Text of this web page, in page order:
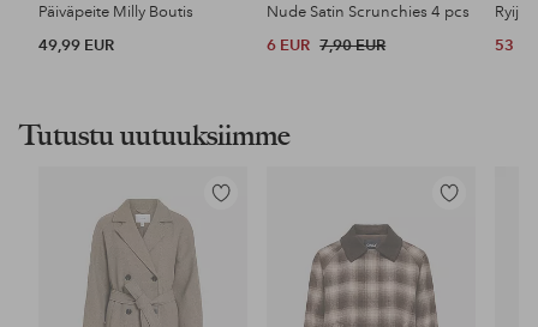
Päiväpeite Milly Boutis
49,99 EUR
Nude Satin Scrunchies 4 pcs
6 EUR 7,90 EUR
53
Tutustu uutuuksiimme
Lisää
Lisää